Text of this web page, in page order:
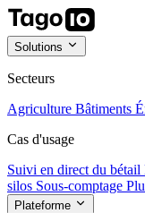
Solutions
Secteurs
Agriculture Bâtiments
Cas d'usage
Suivi en direct du bétail
silos Sous-comptage
Plateforme